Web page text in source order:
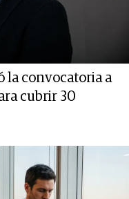
la convocatoria a
cubrir 30